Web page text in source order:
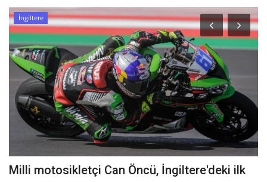
İngiltere
Milli motosikletçi Can Öncü, İngiltere'deki ilk